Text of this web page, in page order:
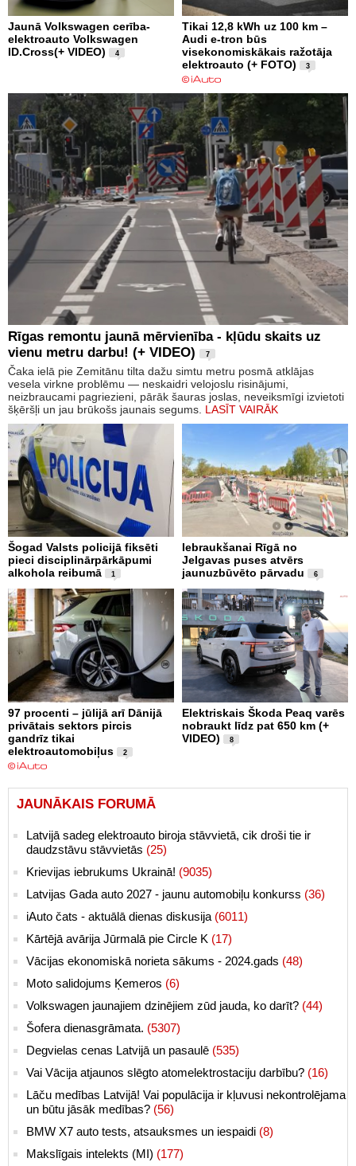
Jaunā Volkswagen cerība-
elektroauto Volkswagen
ID.Cross(+ VIDEO)
4
Tikai 12,8 kWh uz 100 km –
Audi e-tron būs
visekonomiskākais ražotāja
elektroauto (+ FOTO)
3
Rīgas remontu jaunā mērvienība - kļūdu skaits uz
vienu metru darbu! (+ VIDEO)
7
Čaka ielā pie Zemitānu tilta dažu simtu metru posmā atklājas
vesela virkne problēmu — neskaidri velojoslu risinājumi,
neizbraucami pagriezieni, pārāk šauras joslas, neveiksmīgi izvietoti
šķēršļi un jau brūkošs jaunais segums. LASĪT VAIRĀK
Šogad Valsts policijā fiksēti
pieci disciplinārpārkāpumi
alkohola reibumā
1
Iebraukšanai Rīgā no
Jelgavas puses atvērs
jaunuzbūvēto pārvadu
6
97 procenti – jūlijā arī Dānijā
privātais sektors pircis
gandrīz tikai
elektroautomobiļus
2
Elektriskais Škoda Peaq varēs
nobraukt līdz pat 650 km (+
VIDEO)
8
JAUNĀKAIS FORUMĀ
Latvijā sadeg elektroauto biroja stāvvietā, cik droši tie ir
daudzstāvu stāvvietās (25)
Krievijas iebrukums Ukrainā! (9035)
Latvijas Gada auto 2027 - jaunu automobiļu konkurss (36)
iAuto čats - aktuālā dienas diskusija (6011)
Kārtējā avārija Jūrmalā pie Circle K (17)
Vācijas ekonomiskā norieta sākums - 2024.gads (48)
Moto salidojums Ķemeros (6)
Volkswagen jaunajiem dzinējiem zūd jauda, ko darīt? (44)
Šofera dienasgrāmata. (5307)
Degvielas cenas Latvijā un pasaulē (535)
Vai Vācija atjaunos slēgto atomelektrostaciju darbību? (16)
Lāču medības Latvijā! Vai populācija ir kļuvusi nekontrolējama
un būtu jāsāk medības? (56)
BMW X7 auto tests, atsauksmes un iespaidi (8)
Makslīgais intelekts (MI) (177)